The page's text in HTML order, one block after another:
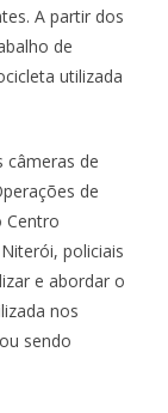
A partir dos
de
utilizada
câmeras de
de
Centro
policiais
e abordar o
nos
sendo